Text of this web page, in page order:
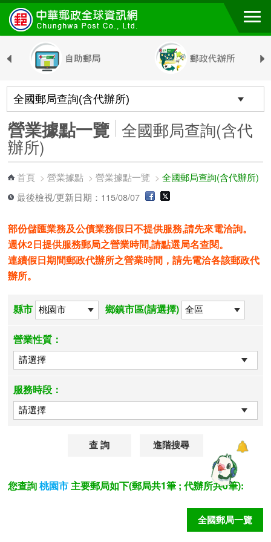
跳到主要內容區塊
營業據點一覽 全國郵局查詢(含代
辦所)
首頁 >營業據點 >營業據點一覽 >全國郵局查詢(含代辦所)
最後檢視/更新日期：115/08/07
部份儲匯業務及公債業務假日不提供服務,請先來電洽詢。
週休2日提供服務郵局之營業時間,請點選局名查閱。
連續假日期間郵政代辦所之營業時間，請先電洽各該郵政代
辦所。
縣市 鄉鎮市區(請選擇)
營業性質：
服務時段：
進階搜尋
您查詢桃園市 主要郵局如下(郵局共1筆 ; 代辦所共0筆):
全國郵局一覽